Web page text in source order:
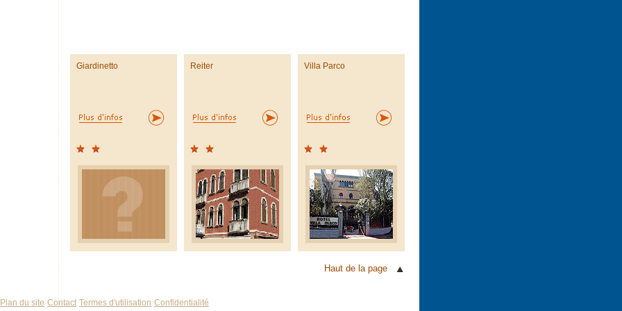
Giardinetto Reiter Villa Parco
Haut de la page
Plan du site Contact Termes d'utilisation Confidentialité